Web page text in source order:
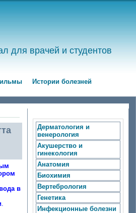
для врачей и студентов
Истории болезней
в
.
Дерматология и
венерология
Акушерство и
гинекология
Анатомия
Биохимия
Вертебрология
Генетика
Инфекционные болезни